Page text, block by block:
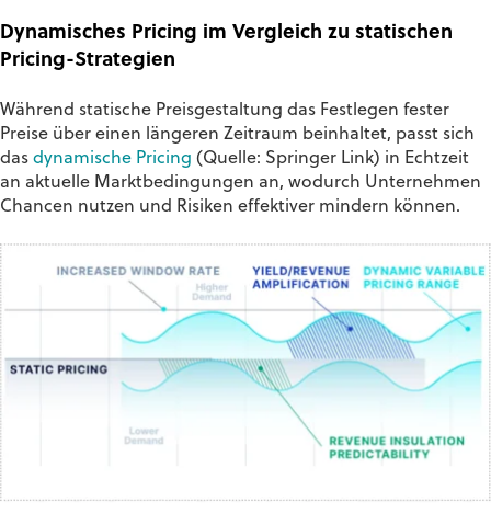
Dynamisches Pricing im Vergleich zu statischen
Pricing-Strategien
Während statische Preisgestaltung das Festlegen fester
Preise über einen längeren Zeitraum beinhaltet, passt sich
das dynamische Pricing (Quelle: Springer Link) in Echtzeit
an aktuelle Marktbedingungen an, wodurch Unternehmen
Chancen nutzen und Risiken effektiver mindern können.